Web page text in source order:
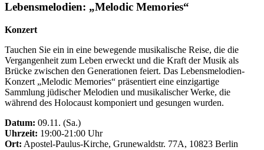
Lebensmelodien: „Melodic Memories“
Konzert
Tauchen Sie ein in eine bewegende musikalische Reise, die die
Vergangenheit zum Leben erweckt und die Kraft der Musik als
Brücke zwischen den Generationen feiert. Das Lebensmelodien-
Konzert „Melodic Memories“ präsentiert eine einzigartige
Sammlung jüdischer Melodien und musikalischer Werke, die
während des Holocaust komponiert und gesungen wurden.
Datum: 09.11. (Sa.)
Uhrzeit: 19:00-21:00 Uhr
Ort: Apostel-Paulus-Kirche, Grunewaldstr. 77A, 10823 Berlin